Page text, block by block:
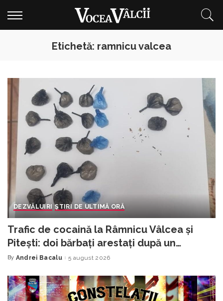
Etichetă: ramnicu valcea
DEZVĂLUIRI ȘTIRI DE ULTIMĂ ORĂ
Trafic de cocaină la Râmnicu Vâlcea și
Pitești: doi bărbați arestați după un
flagrant
Posted
By Andrei Bacalu 5 august 2026